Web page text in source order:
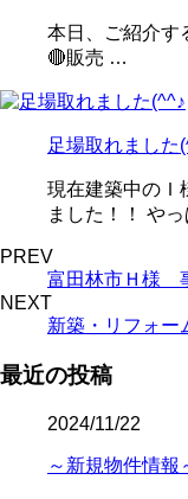
本日、ご紹介
🔴販売 …
足場取れました
現在建築中のＩ
ました！！ や
PREV
富田林市Ｈ様
NEXT
新築・リフォー
最近の投稿
2024/11/22
～新規物件情報